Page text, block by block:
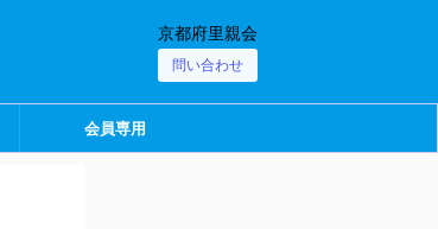
京都府里親会
問い合わせ
会員専用